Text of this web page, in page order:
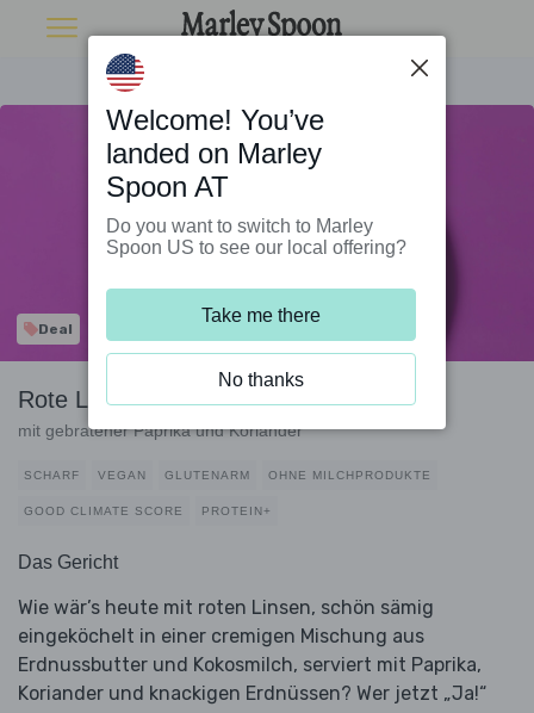
Deal
Rote Linsen in Erdnuss-Kokos-Sauce
mit gebratener Paprika und Koriander
SCHARF VEGAN GLUTENARM OHNE MILCHPRODUKTE
GOOD CLIMATE SCORE PROTEIN+
Das Gericht
Wie wär’s heute mit roten Linsen, schön sämig
eingeköchelt in einer cremigen Mischung aus
Erdnussbutter und Kokosmilch, serviert mit Paprika,
Koriander und knackigen Erdnüssen? Wer jetzt „Ja!“
Welcome! You’ve
landed on Marley
Spoon AT
Do you want to switch to Marley
Spoon US to see our local offering?
Take me there
No thanks